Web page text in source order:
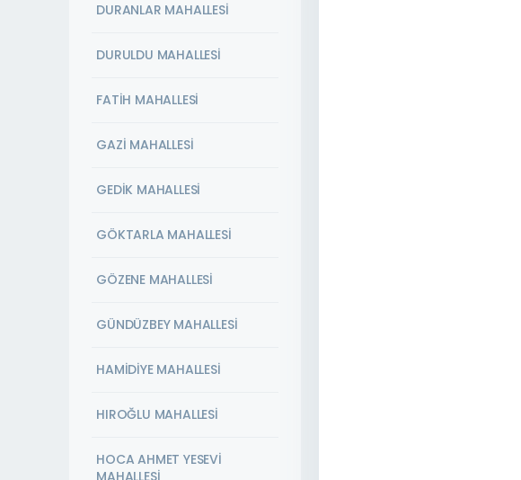
DURANLAR MAHALLESİ
DURULDU MAHALLESİ
FATİH MAHALLESİ
GAZİ MAHALLESİ
GEDİK MAHALLESİ
GÖKTARLA MAHALLESİ
GÖZENE MAHALLESİ
GÜNDÜZBEY MAHALLESİ
HAMİDİYE MAHALLESİ
HIROĞLU MAHALLESİ
HOCA AHMET YESEVİ